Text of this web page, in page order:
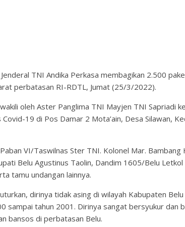
TNI Andika Perkasa membagikan 2.500
perbatasan RI-RDTL, Jumat (25/3/2022).
oleh Aster Panglima TNI Mayjen TNI Sapriadi
19 di Pos Damar 2 Mota’ain, Desa Silawan,
VI/Taswilnas Ster TNI. Kolonel Mar. Bambang
Belu Agustinus Taolin, Dandim 1605/Belu Letkol
tamu undangan lainnya.
dirinya tidak asing di wilayah Kabupaten Belu
sampai tahun 2001. Dirinya sangat bersyukur dan
bansos di perbatasan Belu.